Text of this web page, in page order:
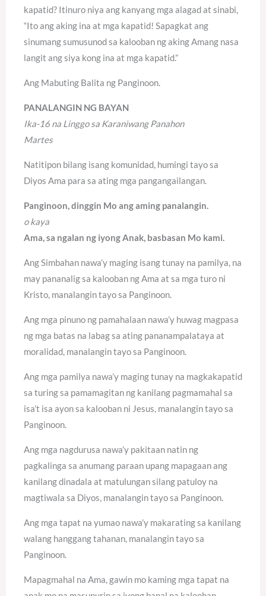
kapatid? Itinuro niya ang kanyang mga alagad at sinabi,
“Ito ang aking ina at mga kapatid! Sapagkat ang
sinumang sumusunod sa kalooban ng aking Amang nasa
langit ang siya kong ina at mga kapatid.”
Ang Mabuting Balita ng Panginoon.
PANALANGIN NG BAYAN
Ika-16 na Linggo sa Karaniwang Panahon
Martes
Natitipon bilang isang komunidad, humingi tayo sa
Diyos Ama para sa ating mga pangangailangan.
Panginoon, dinggin Mo ang aming panalangin.
o kaya
Ama, sa ngalan ng iyong Anak, basbasan Mo kami.
Ang Simbahan nawa’y maging isang tunay na pamilya, na
may pananalig sa kalooban ng Ama at sa mga turo ni
Kristo, manalangin tayo sa Panginoon.
Ang mga pinuno ng pamahalaan nawa’y huwag magpasa
ng mga batas na labag sa ating pananampalataya at
moralidad, manalangin tayo sa Panginoon.
Ang mga pamilya nawa’y maging tunay na magkakapatid
sa turing sa pamamagitan ng kanilang pagmamahal sa
isa’t isa ayon sa kalooban ni Jesus, manalangin tayo sa
Panginoon.
Ang mga nagdurusa nawa’y pakitaan natin ng
pagkalinga sa anumang paraan upang mapagaan ang
kanilang dinadala at matulungan silang patuloy na
magtiwala sa Diyos, manalangin tayo sa Panginoon.
Ang mga tapat na yumao nawa’y makarating sa kanilang
walang hanggang tahanan, manalangin tayo sa
Panginoon.
Mapagmahal na Ama, gawin mo kaming mga tapat na